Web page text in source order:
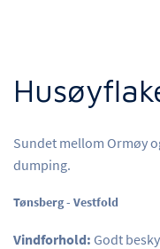
Sundet mellom Ormøy
dumping.
Tønsberg - Vestfold
Vindforhold: Godt